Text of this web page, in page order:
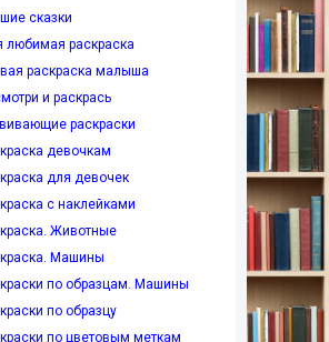
сказки
любимая раскраска
раскраска малыша
и раскрась
раскраски
девочкам
для девочек
с наклейками
Животные
Машины
по образцам. Машины
по образцу
по цветовым меткам